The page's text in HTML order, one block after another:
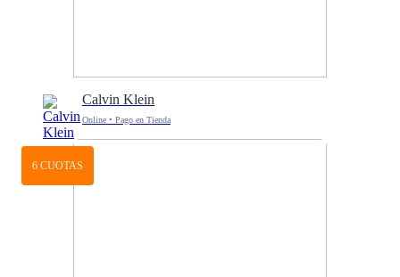
Calvin Klein
Online • Pago en Tienda
6 CUOTAS